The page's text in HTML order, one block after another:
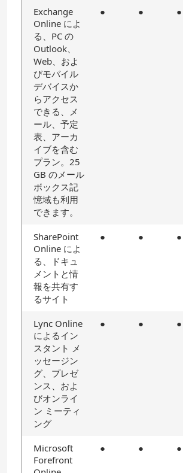
Exchange
Online によ
る、PC の
Outlook、
Web、およ
びモバイル
デバイスか
らアクセス
できる、メ
ール、予定
表、アーカ
イブを含む
プラン。25
GB のメール
ボックス記
憶域も利用
できます。
● ● ●
SharePoint
Online によ
る、ドキュ
メントと情
報を共有す
るサイト
● ● ●
Lync Online
によるイン
スタント メ
ッセージン
グ、プレゼ
ンス、およ
びオンライ
ン ミーティ
ング
● ● ●
Microsoft
Forefront
● ● ●